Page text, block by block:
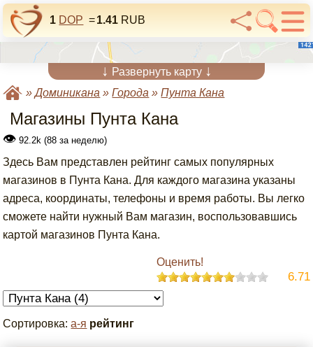
1 DOP =1.41 RUB
↓ Развернуть карту ↓
»Доминикана »Города »Пунта Кана
Магазины Пунта Кана
👁 92.2k (88 за неделю)
Здесь Вам представлен рейтинг самых популярных
магазинов в Пунта Кана. Для каждого магазина указаны
адреса, координаты, телефоны и время работы. Вы легко
сможете найти нужный Вам магазин, воспользовавшись
картой магазинов Пунта Кана.
Оценить!
6.71
Сортировка:а-я рейтинг